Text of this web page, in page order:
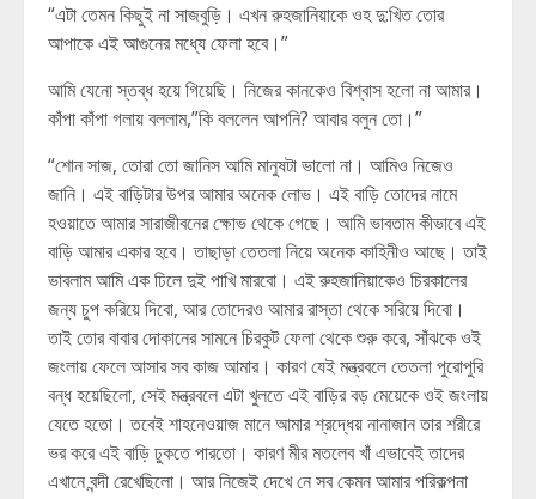
“এটা তেমন কিছুই না সাজবুড়ি। এখন রুহজানিয়াকে ওহ দু:খিত তোর
আপাকে এই আগুনের মধ্যে ফেলা হবে।”
আমি যেনো স্তব্ধ হয়ে গিয়েছি। নিজের কানকেও বিশ্বাস হলো না আমার।
কাঁপা কাঁপা গলায় বললাম,”কি বললেন আপনি? আবার বলুন তো।”
“শোন সাজ, তোরা তো জানিস আমি মানুষটা ভালো না। আমিও নিজেও
জানি। এই বাড়িটার উপর আমার অনেক লোভ। এই বাড়ি তোদের নামে
হওয়াতে আমার সারাজীবনের ক্ষোভ থেকে গেছে। আমি ভাবতাম কীভাবে এই
বাড়ি আমার একার হবে। তাছাড়া তেতলা নিয়ে অনেক কাহিনীও আছে। তাই
ভাবলাম আমি এক ঢিলে দুই পাখি মারবো। এই রুহজানিয়াকেও চিরকালের
জন্য চুপ করিয়ে দিবো, আর তোদেরও আমার রাস্তা থেকে সরিয়ে দিবো।
তাই তোর বাবার দোকানের সামনে চিরকুট ফেলা থেকে শুরু করে, সাঁঝকে ওই
জংলায় ফেলে আসার সব কাজ আমার। কারণ যেই মন্ত্রবলে তেতলা পুরোপুরি
বন্ধ হয়েছিলো, সেই মন্ত্রবলে এটা খুলতে এই বাড়ির বড় মেয়েকে ওই জংলায়
যেতে হতো। তবেই শাহনেওয়াজ মানে আমার শ্রদ্ধেয় নানাজান তার শরীরে
ভর করে এই বাড়ি ঢুকতে পারতো। কারণ মীর মতলেব খাঁ এভাবেই তাদের
এখানে বন্দী রেখেছিলো। আর নিজেই দেখে নে সব কেমন আমার পরিকল্পনা